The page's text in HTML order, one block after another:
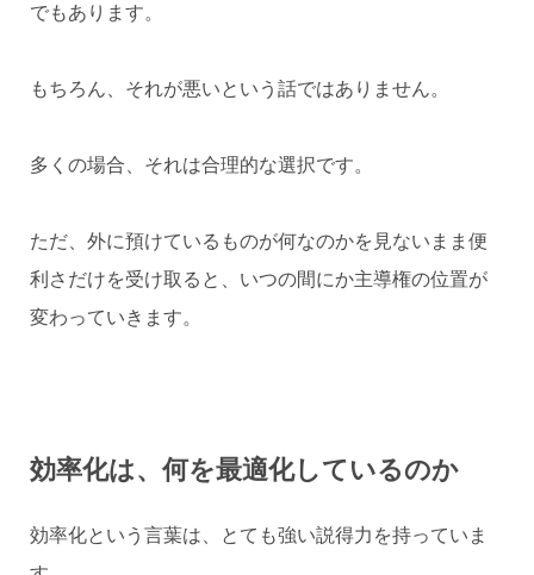
でもあります。
もちろん、それが悪いという話ではありません。
多くの場合、それは合理的な選択です。
ただ、外に預けているものが何なのかを見ないまま便
利さだけを受け取ると、いつの間にか主導権の位置が
変わっていきます。
効率化は、何を最適化しているのか
効率化という言葉は、とても強い説得力を持っていま